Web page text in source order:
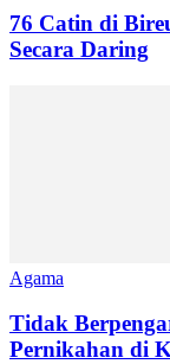
76 Catin di
Secara Daring
Agama
Tidak
Pernikahan di